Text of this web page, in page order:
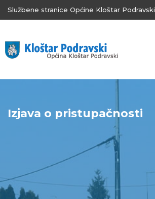
Službene stranice Općine Kloštar Podravski
Izjava o pristupačnosti